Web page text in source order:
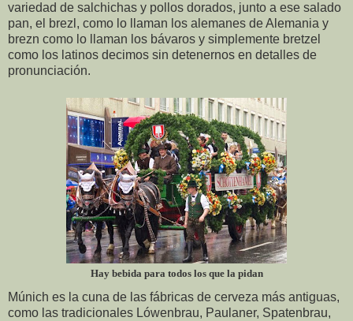
variedad de salchichas y pollos dorados, junto a ese salado
pan, el brezl, como lo llaman los alemanes de Alemania y
brezn como lo llaman los bávaros y simplemente bretzel
como los latinos decimos sin detenernos en detalles de
pronunciación.
Hay bebida para todos los que la pidan
Múnich es la cuna de las fábricas de cerveza más antiguas,
como las tradicionales Lówenbrau, Paulaner, Spatenbrau,